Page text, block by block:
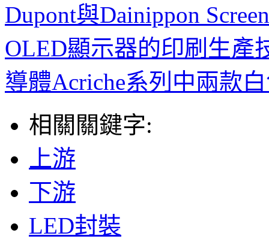
Dupont與Dainippon
OLED顯示器的印刷生產
導體Acriche系列中兩款
相關關鍵字:
上游
下游
LED封裝